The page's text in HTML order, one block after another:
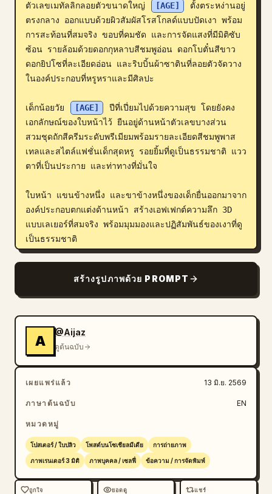
ตัวเลขเมทัลลิกลอยตัวขนาดใหญ่ [AGE]
ตั้งตระหง่านอยู่
ตรงกลาง ออกแบบด้วยผิวสัมผัสโรสโกลด์แบบปัดเงา พร้อม
การสะท้อนที่สมจริง ขอบที่คมชัด และการจัดแสงที่มีมิติซับ
ซ้อน รายล้อมด้วยดอกกุหลาบสีชมพูอ่อน ดอกโบตั๋นสีขาว
ดอกยิปโซที่ละเอียดอ่อน และริบบิ้นผ้าซาตินที่ลอยตัวจัดวาง
ในองค์ประกอบที่หรูหราและมีศิลปะ
เด็กน้อยวัย [AGE]
ปีที่เปี่ยมไปด้วยความสุข โดยยังคง
เอกลักษณ์ของใบหน้าไว้ ยืนอยู่ด้านหน้าตัวเลขบางส่วน
สวมชุดถักสีครีมระดับพรีเมียมพร้อมรายละเอียดสีชมพูพาส
เทลและสไตล์แฟชั่นเด็กสุดหรู รอยยิ้มที่ดูเป็นธรรมชาติ แวว
ตาที่เป็นประกาย และท่าทางที่มั่นใจ
ใบหน้า แขนข้างหนึ่ง และขาข้างหนึ่งของเด็กยื่นออกมาจาก
องค์ประกอบตกแต่งด้านหน้า สร้างเอฟเฟกต์ความลึก 3D
แบบเลเยอร์ที่สมจริง พร้อมมุมมองและปฏิสัมพันธ์ของเงาที่ดู
เป็นธรรมชาติ
สถาปัตยกรรมขนาดใหญ่ สร้างไฮไลท์ที่งดงาม แสงเรืองรอง
แบบภาพยนตร์ และลำแสงที่ดูมีมิติ การจัดแสงระดับสตูดิโอ
นำ
การจัดวางตัวอักษรที่ผสานเข้ากับองค์ประกอบอย่างลงตัว:
[NAME]
A YEAR OF MAGIC,
A FUTURE OF DREAMS
ตัวอักษร Serif สุดหรูพร้อมการเว้นระยะห่างแบบนิตยสาร
สร้างรูปภาพด้วย PROMPT
A
@Aijaz
ดูต้นฉบับ
เผยแพร่แล้ว 13 มิ.ย. 2569
ภาษาต้นฉบับ EN
หมวดหมู่
โปสเตอร์ / ใบปลิว โพสต์บนโซเชียลมีเดีย การถ่ายภาพ
ภาพเรนเดอร์ 3 มิติ ภาพบุคคล / เซลฟี่ ข้อความ / การจัดพิมพ์
ถูกใจ ยอดดู แชร์